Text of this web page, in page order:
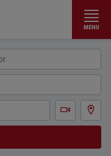
MENU
Teleconsulta
Ver